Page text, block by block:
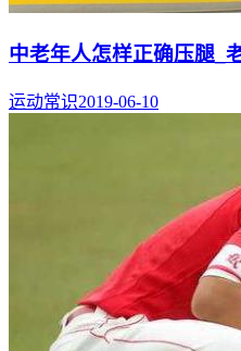
中老年人怎样正确压腿_
运动常识2019-06-10